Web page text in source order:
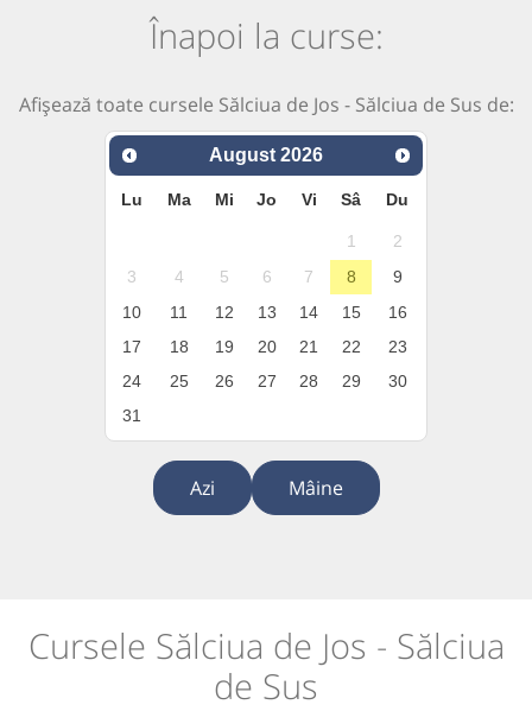
Înapoi la curse:
Afișează toate cursele Sălciua de Jos - Sălciua de Sus de:
August 2026
Lu Ma Mi Jo Vi Sâ Du
1
2
3
4 5 6 7 8
9
10
11 12 13 14 15
16
17
18 19 20 21 22
23
24
25 26 27 28 29
30
31
Azi Mâine
Cursele Sălciua de Jos - Sălciua
de Sus